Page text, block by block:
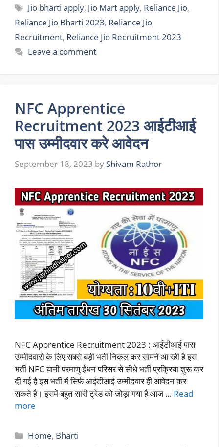
Tags
Jio bharti apply, Jio Mart apply, Reliance Jio,
Reliance Jio Bharti 2023, Reliance Jio
Recruitment, Reliance Jio Recruitment 2023
Leave a comment
NFC Apprentice
Recruitment 2023 आईटीआई
पास उम्मीदवार करे आवेदन
September 18, 2023 by Shivam Rathor
NFC Apprentice Recruitment 2023 : आईटीआई पास
उम्मीदवारो के लिए सबसे बड़ी भर्ती निकल कर सामने आ रही है इस
भर्ती NFC यानी परमाणु ईंधन परिसर से सीधे भर्ती प्रक्रिया शुरू कर
दी गई है इस भर्ती में सिर्फ आईटीआई उम्मीदवार ही आवेदन कर
सकते है। इसमें बहुत सारी ट्रेड को जोड़ा गया है आज … Read
more
Categories
Home, Bharti